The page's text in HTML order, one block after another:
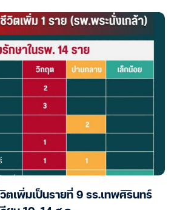
ตเพิ่มเป็นรายที่ 9 รร.เทพศิรินทร์